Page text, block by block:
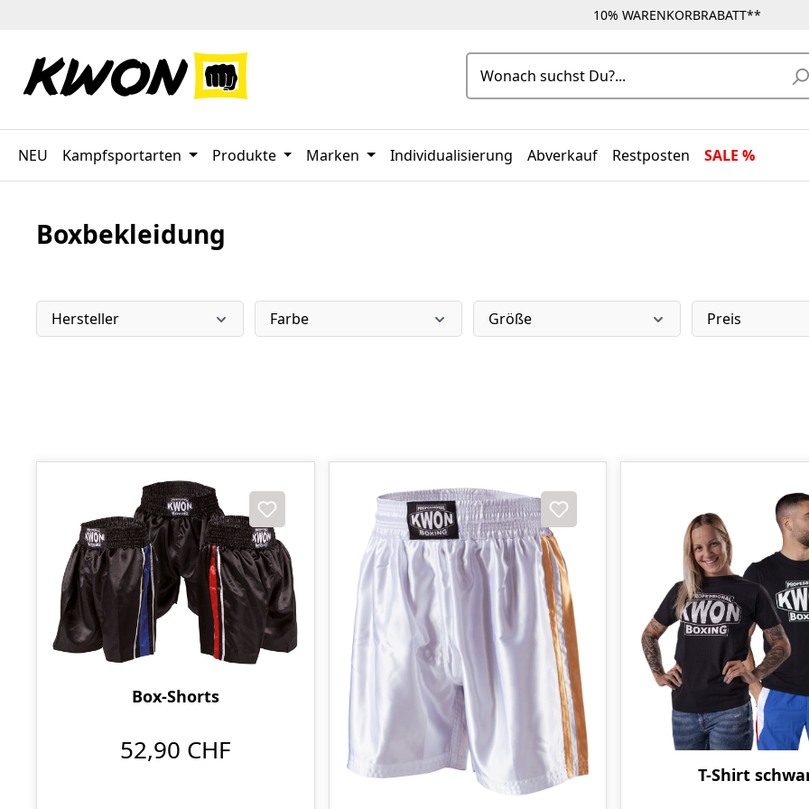
10% WARENKORBRABATT**
NEU Kampfsportarten Produkte Marken Individualisierung Abverkauf Restposten SALE %
Boxbekleidung
Hersteller Farbe Größe Preis
Box-Shorts
52,90 CHF
T-Shirt